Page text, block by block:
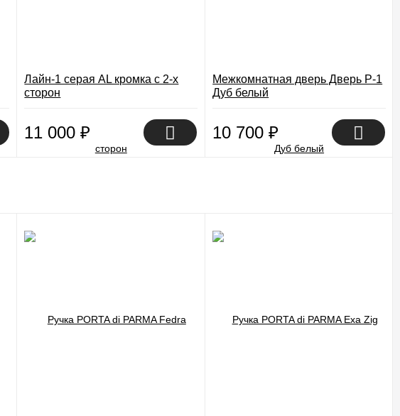
Лайн-1 серая AL кромка с 2-х
сторон
11 000₽
Межкомнатная дверь Дверь P-1
Дуб белый
10 700₽